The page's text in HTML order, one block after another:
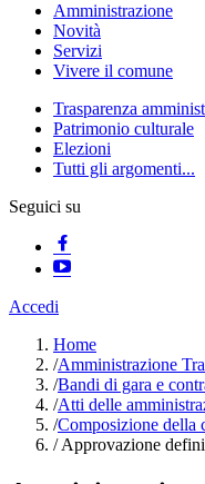
Amministrazione
Novità
Servizi
Vivere il comune
Trasparenza
Patrimonio culturale
Elezioni
Tutti gli argomenti...
Seguici su
Accedi
Home
/Amministrazione
/Bandi di gara e
/Atti delle
/Composizione della
/Approvazione